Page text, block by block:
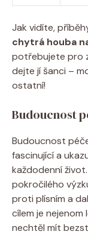
Jak vidíte,
chytrá houba
potřebujete pro
dejte jí šanci –
ostatní!
Budoucnost
Budoucnost
fascinující a
každodenní
pokročilého
proti plísním a
cílem je nejenom
nechtěl mít